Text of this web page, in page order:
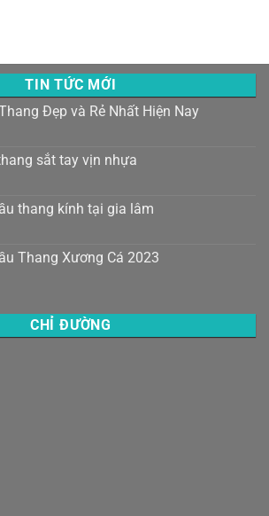
TIN TỨC MỚI
Đẹp và Rẻ Nhất Hiện Nay
sắt tay vịn nhựa
thang kính tại gia lâm
Thang Xương Cá 2023
CHỈ ĐƯỜNG